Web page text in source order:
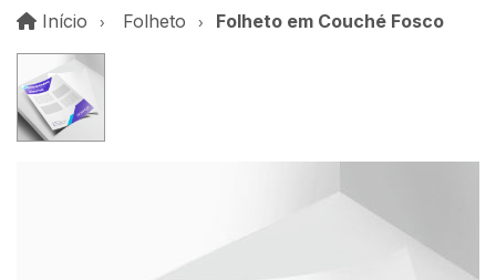
Início InícioFolheto Folheto em Couché Fosco